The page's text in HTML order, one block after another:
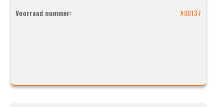
Voorraad nummer: A00137